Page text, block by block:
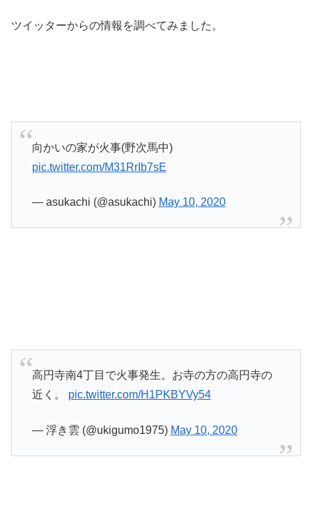
ツイッターからの情報を調べてみました。
向かいの家が火事(野次馬中)
pic.twitter.com/M31RrIb7sE
— asukachi (@asukachi) May 10, 2020
高円寺南4丁目で火事発生。お寺の方の高円寺の
近く。 pic.twitter.com/H1PKBYVy54
— 浮き雲 (@ukigumo1975) May 10, 2020